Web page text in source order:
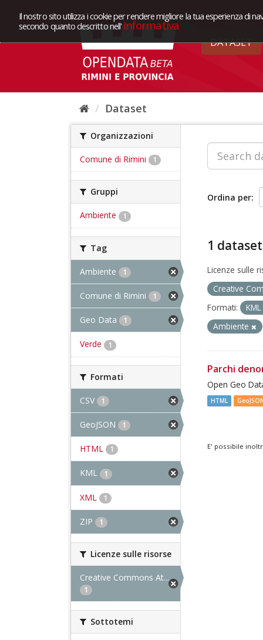
Il nostro sito utilizza i cookie per rendere migliore la tua esperienza di
secondo quanto descritto nell' Informativa
DATASET
Dataset
Organizzazioni
Comune di Rimini 1
Gruppi
Ambiente 1
Tag
Ambiente 1
Comune di Rimini 1
Geo Data 1
Verde 1
Formati
CSV 1
GeoJSON 1
HTML 1
KML 1
XML 1
ZIP 1
Licenze sulle risorse
Creative Commons At...
1
Sottotemi
Ordina per
1
Licenze sulle
Creative
Formati:
KML
Ambiente
Parchi
Open Geo
HTML
E' possibile